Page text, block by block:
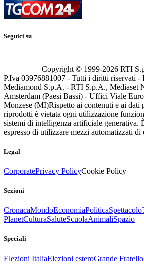
Seguici su
Copyright © 1999-2026 RTI
P.Iva 03976881007 - Tutti i diritti riservati -
Mediamond S.p.A. - RTI S.p.A., Mediaset
Amsterdam (Paesi Bassi) - Uffici Viale
Monzese (MI)Rispetto ai contenuti e ai dati
riprodotti è vietata ogni utilizzazione
sistemi di intelligenza artificiale generativa.
espresso di utilizzare mezzi automatizzati di
Legal
CorporatePrivacy PolicyCookie Policy
Sezioni
CronacaMondoEconomiaPoliticaSpettacolo
PlanetCulturaSaluteScuolaAnimaliSpazio
Speciali
Elezioni ItaliaElezioni esteroGrande Fratello